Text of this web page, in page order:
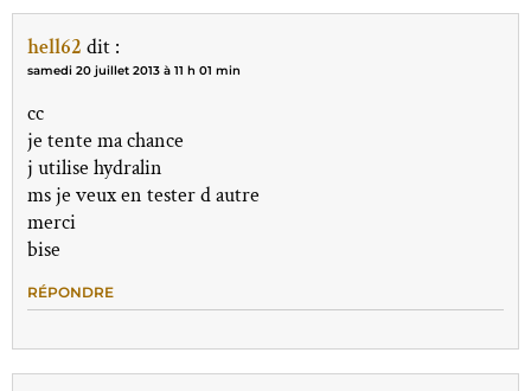
hell62 dit :
samedi 20 juillet 2013 à 11 h 01 min
cc
je tente ma chance
j utilise hydralin
ms je veux en tester d autre
merci
bise
RÉPONDRE